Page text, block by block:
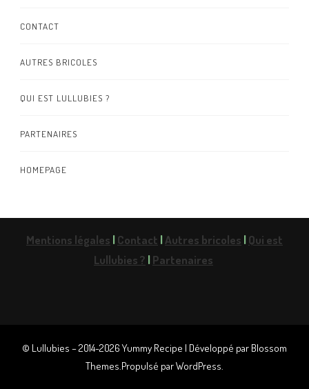
CONTACT
AUTRES BRICOLES
QUI EST LULLUBIES ?
PARTENAIRES
HOMEPAGE
Mentions légales |Contact |Autres bricoles |Qui est
Lullubies ? |Partenaires
© Lullubies – 2014-2026Yummy Recipe | Développé par Blossom
Themes.Propulsé parWordPress.